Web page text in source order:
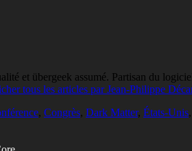
et übergeek assumé. Partisan du
tous les articles par Jean-Philippe
, Congrès, Dark Matter, États-Unis,